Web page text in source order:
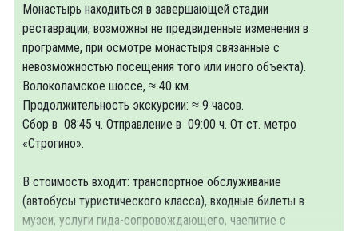
Монастырь находиться в завершающей стадии
реставрации, возможны не предвиденные изменения в
программе, при осмотре монастыря связанные с
невозможностью посещения того или иного объекта).
Волоколамское шоссе, ≈ 40 км.
Продолжительность экскурсии: ≈ 9 часов.
Сбор в 08:45 ч. Отправление в 09:00 ч. От ст. метро
«Строгино».
В стоимость входит: транспортное обслуживание
(автобусы туристического класса), входные билеты в
музеи, услуги гида-сопровождающего, чаепитие с